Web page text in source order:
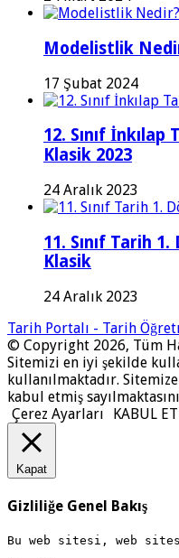
Modelistlik
17 Şubat 2024
12. Sınıf İnkılap
Klasik 2023
24 Aralık 2023
11. Sınıf Tarih 1.
Klasik
24 Aralık 2023
Tarih Portalı - Tarih
© Copyright 2026, Tüm
Sitemizi en iyi şekilde
kullanılmaktadır.
kabul etmiş
Çerez Ayarları
KABUL ET
Kapat
Gizliliğe Genel Bakış
Bu web sitesi, web